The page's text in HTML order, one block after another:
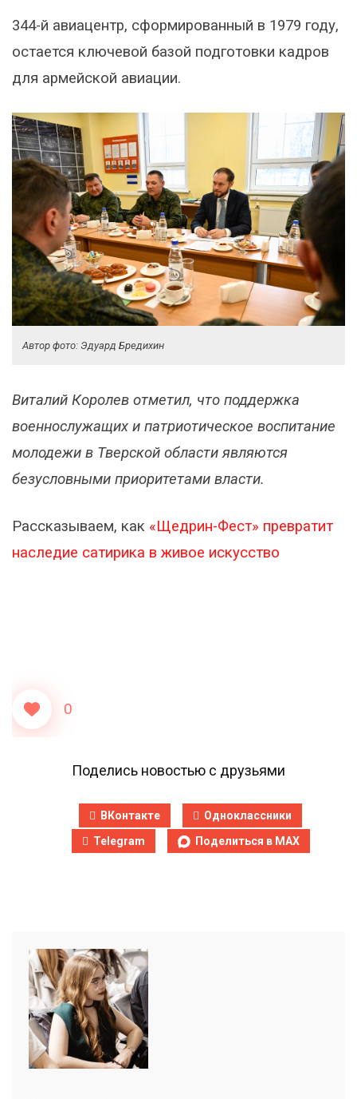
344-й авиацентр, сформированный в 1979 году,
остается ключевой базой подготовки кадров
для армейской авиации.
Автор фото: Эдуард Бредихин
Виталий Королев отметил, что поддержка
военнослужащих и патриотическое воспитание
молодежи в Тверской области являются
безусловными приоритетами власти.
Рассказываем, как «Щедрин-Фест» превратит
наследие сатирика в живое искусство
0
Поделись новостью с друзьями
ВКонтакте
Одноклассники
Telegram
Поделиться в MAX